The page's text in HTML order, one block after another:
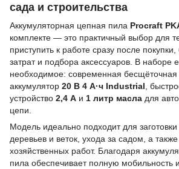
сада и строительства
Аккумуляторная цепная пила Procraft
комплекте — это практичный выбор для
приступить к работе сразу после
затрат и подбора аксессуаров. В наборе
необходимое: современная бесщёточная
аккумулятор 20 В 4 А·ч Industrial ,
устройство 2,4 А и 1 литр масла для
цепи.
Модель идеально подходит для
деревьев и веток, ухода за садом, а
хозяйственных работ. Благодаря
пила обеспечивает полную мобильность